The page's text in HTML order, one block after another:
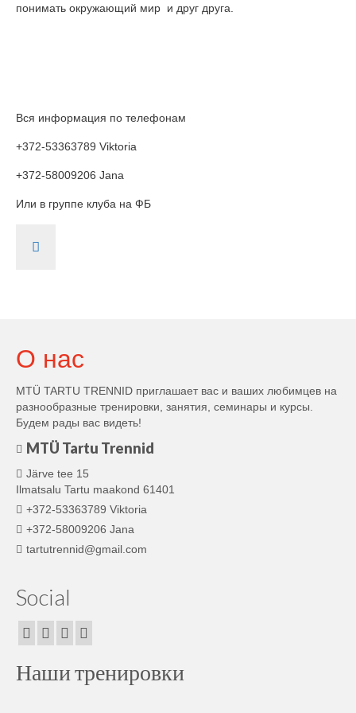
понимать окружающий мир и друг друга.
Вся информация по телефонам
+372-53363789 Viktoria
+372-58009206 Jana
Или в группе клуба на ФБ
О нас
MTÜ TARTU TRENNID приглашает вас и ваших любимцев на
разнообразные тренировки, занятия, семинары и курсы.
Будем рады вас видеть!
MTÜ Tartu Trennid
Järve tee 15
Ilmatsalu Tartu maakond 61401
+372-53363789 Viktoria
+372-58009206 Jana
tartutrennid@gmail.com
Social
Наши тренировки